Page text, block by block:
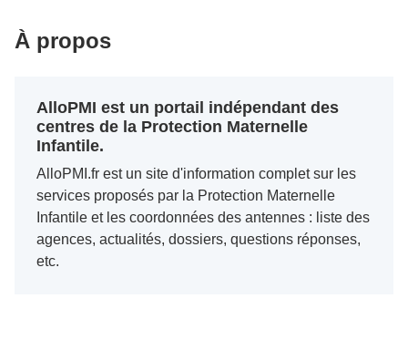
À propos
AlloPMI est un portail indépendant des
centres de la Protection Maternelle
Infantile.
AlloPMI.fr est un site d'information complet sur les
services proposés par la Protection Maternelle
Infantile et les coordonnées des antennes : liste des
agences, actualités, dossiers, questions réponses,
etc.